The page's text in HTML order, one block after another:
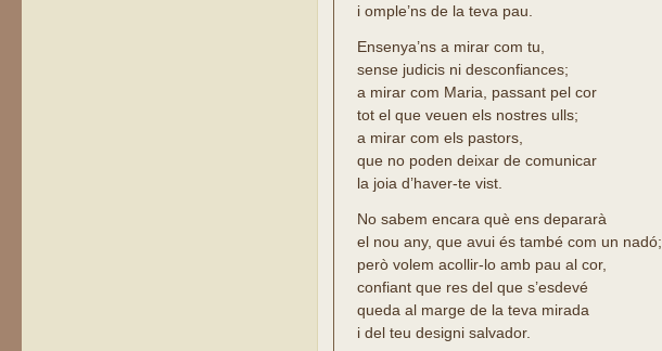
i omple’ns de la teva pau.
Ensenya’ns a mirar com tu,
sense judicis ni desconfiances;
a mirar com Maria, passant pel cor
tot el que veuen els nostres ulls;
a mirar com els pastors,
que no poden deixar de comunicar
la joia d’haver-te vist.
No sabem encara què ens depararà
el nou any, que avui és també com un nadó;
però volem acollir-lo amb pau al cor,
confiant que res del que s’esdevé
queda al marge de la teva mirada
i del teu designi salvador.